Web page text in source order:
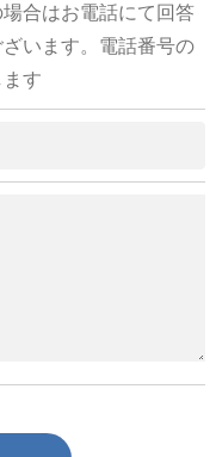
合はお電話にて回答
います。電話番号の
す